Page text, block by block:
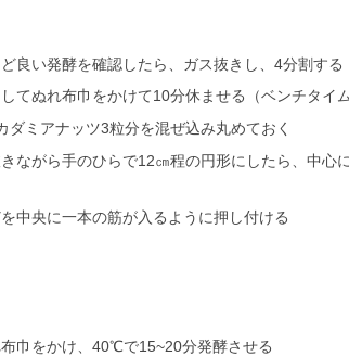
良い発酵を確認したら、ガス抜きし、4分割する
てぬれ布巾をかけて10分休ませる（ベンチタイム
ダミアナッツ3粒分を混ぜ込み丸めておく
ながら手のひらで12㎝程の円形にしたら、中心
中央に一本の筋が入るように押し付ける
巾をかけ、40℃で15~20分発酵させる